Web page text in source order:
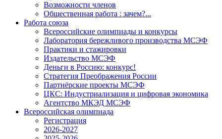
Возможности членов
Общественная работа : зачем?...
Работа союза
Всероссийские олимпиады и конкурсы
Лаборатория бережливого производства МСЭФ
Практики и стажировки
Издательство МСЭФ
Деньги в Россию: конкурс!
Стратегия Преображения России
Партнёрские проекты МСЭФ
ЦКС: Индустриализация и цифровая экономика
Агентство МКЭД МСЭФ
Всероссийская олимпиада
Регистрация
2026-2027